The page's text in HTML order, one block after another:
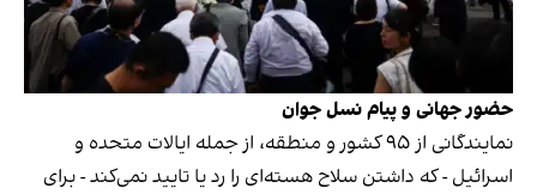
حضور جهانی و پیام نسل جوان
نمایندگانی از ۹۵ کشور و منطقه، از جمله ایالات متحده و
اسرائیل - که داشتن سلاح هسته‌ای را رد یا تایید نمی‌کند - برای